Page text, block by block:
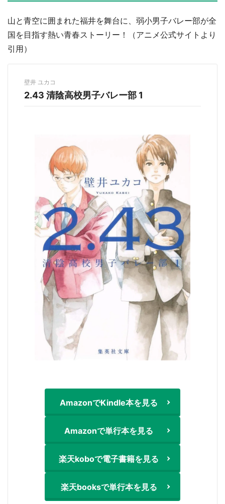
山と青空に囲まれた福井を舞台に、弱小男子バレー部が全
国を目指す熱い青春ストーリー！（アニメ公式サイトより
引用）
壁井 ユカコ
2.43 清陰高校男子バレー部 1
AmazonでKindle本を見る
Amazonで単行本を見る
楽天koboで電子書籍を見る
楽天booksで単行本を見る